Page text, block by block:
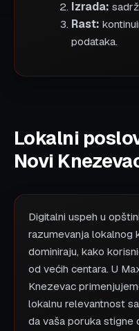
Izrada:
Rast:
podataka.
Lokalni
Novi
Digitalni uspeh u
razumevanja
dominiraju, kako
od većih centara. U
Knezevac
lokalnu relevantnost
da vaša poruka stigne